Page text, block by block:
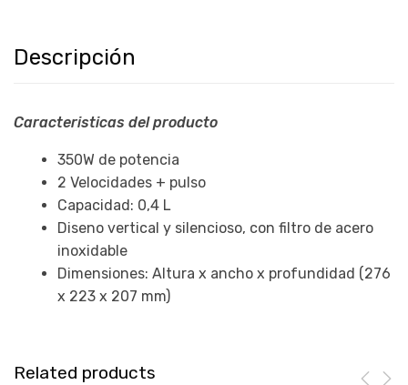
Descripción
Caracteristicas del producto
350W de potencia
2 Velocidades + pulso
Capacidad: 0,4 L
Diseno vertical y silencioso, con filtro de acero
inoxidable
Dimensiones: Altura x ancho x profundidad (276
x 223 x 207 mm)
Related products